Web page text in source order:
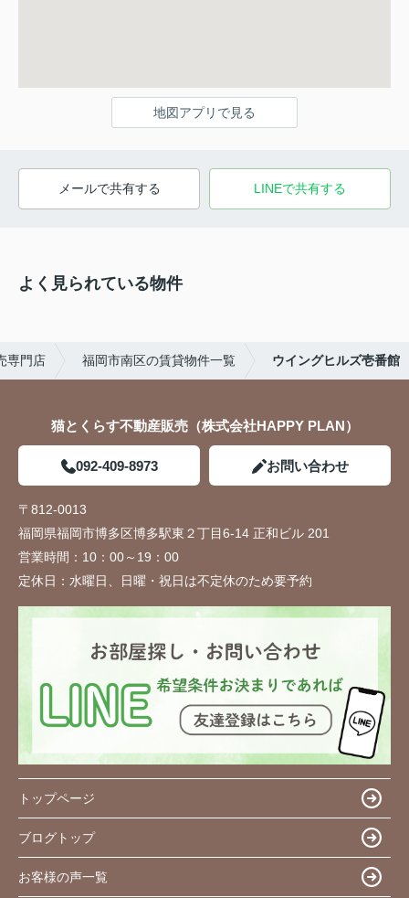
地図アプリで見る
メールで共有する LINEで共有する
よく見られている物件
専門店 福岡市南区の賃貸物件一覧 ウイングヒルズ壱番館
猫とくらす不動産販売（株式会社HAPPY PLAN）
092-409-8973 お問い合わせ
〒812-0013
福岡県福岡市博多区博多駅東２丁目6-14 正和ビル 201
営業時間： 10：00～19：00
定休日： 水曜日、日曜・祝日は不定休のため要予約
トップページ
ブログトップ
お客様の声一覧